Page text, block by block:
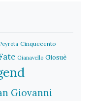
Cinquecento
Gianavello Giosuè
Giovanni